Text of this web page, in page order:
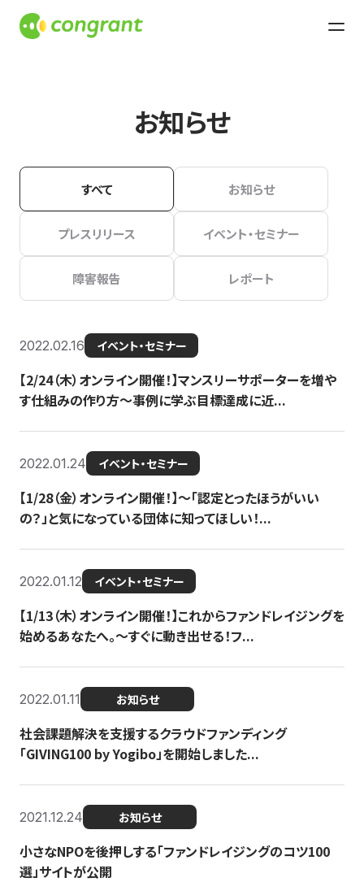
お知らせ
すべて お知らせ
プレスリリース イベント・セミナー
障害報告 レポート
2022.02.16 イベント・セミナー
【2/24（木）オンライン開催！】マンスリーサポーターを増や
す仕組みの作り方〜事例に学ぶ目標達成に近...
2022.01.24 イベント・セミナー
【1/28（金）オンライン開催！】〜「認定とったほうがいい
の？」と気になっている団体に知ってほしい！...
2022.01.12 イベント・セミナー
【1/13（木）オンライン開催！】これからファンドレイジングを
始めるあなたへ。〜すぐに動き出せる！フ...
2022.01.11 お知らせ
社会課題解決を支援するクラウドファンディング
「GIVING100 by Yogibo」を開始しました...
2021.12.24 お知らせ
小さなNPOを後押しする「ファンドレイジングのコツ100
選」サイトが公開